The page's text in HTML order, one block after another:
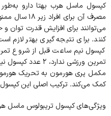
کپسول ماسل هرب بهتا دارو
مصرف آن برای
می‌توانند برای افزایش قدرت توان
کپسول نیم ساعت قبل از شروع
تمرین ورزشی
مکمل پری هورمون به تحریک
کمک می‌کند. ترکیب اصلی این
ویژگی‌های کپسول تریبولوس ماسل